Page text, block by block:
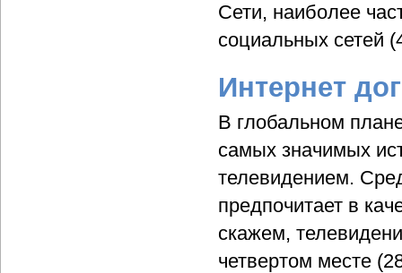
Сети, наиболее
социальных сетей
Интернет
В глобальном
самых значимых
телевидением.
предпочитает в
скажем,
четвертом месте